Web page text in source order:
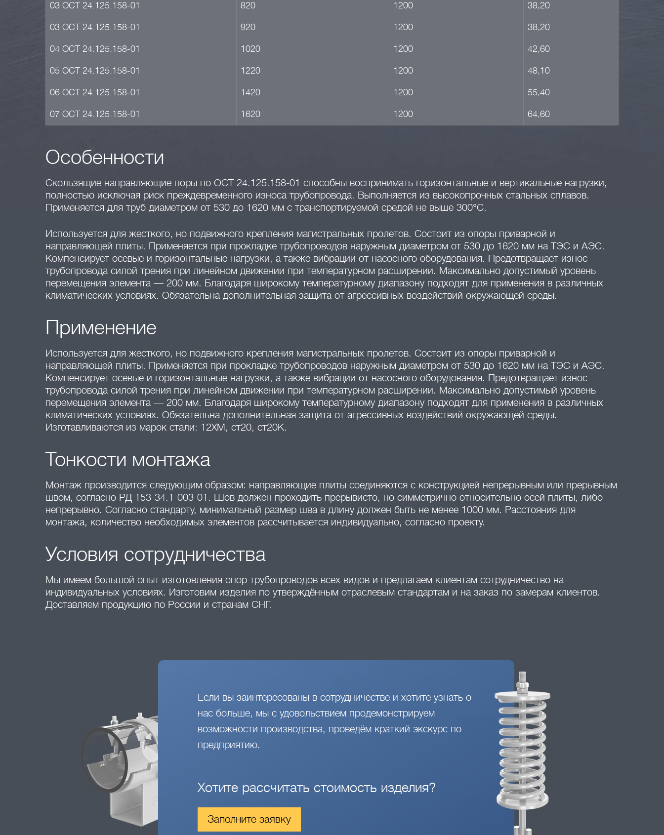
03 ОСТ 24.125.158-01 820 1200 38,20
03 ОСТ 24.125.158-01 920 1200 38,20
04 ОСТ 24.125.158-01 1020 1200 42,60
05 ОСТ 24.125.158-01 1220 1200 48,10
06 ОСТ 24.125.158-01 1420 1200 55,40
07 ОСТ 24.125.158-01 1620 1200 64,60
Особенности
Скользящие направляющие поры по ОСТ 24.125.158-01 способны воспринимать горизонтальные и вертикальные нагрузки,
полностью исключая риск преждевременного износа трубопровода. Выполняется из высокопрочных стальных сплавов.
Применяется для труб диаметром от 530 до 1620 мм с транспортируемой средой не выше 300°С.
Используется для жесткого, но подвижного крепления магистральных пролетов. Состоит из опоры приварной и
направляющей плиты. Применяется при прокладке трубопроводов наружным диаметром от 530 до 1620 мм на ТЭС и АЭС.
Компенсирует осевые и горизонтальные нагрузки, а также вибрации от насосного оборудования. Предотвращает износ
трубопровода силой трения при линейном движении при температурном расширении. Максимально допустимый уровень
перемещения элемента — 200 мм. Благодаря широкому температурному диапазону подходят для применения в различных
климатических условиях. Обязательна дополнительная защита от агрессивных воздействий окружающей среды.
Применение
Используется для жесткого, но подвижного крепления магистральных пролетов. Состоит из опоры приварной и
направляющей плиты. Применяется при прокладке трубопроводов наружным диаметром от 530 до 1620 мм на ТЭС и АЭС.
Компенсирует осевые и горизонтальные нагрузки, а также вибрации от насосного оборудования. Предотвращает износ
трубопровода силой трения при линейном движении при температурном расширении. Максимально допустимый уровень
перемещения элемента — 200 мм. Благодаря широкому температурному диапазону подходят для применения в различных
климатических условиях. Обязательна дополнительная защита от агрессивных воздействий окружающей среды.
Изготавливаются из марок стали: 12ХМ, ст20, ст20К.
Тонкости монтажа
Монтаж производится следующим образом: направляющие плиты соединяются с конструкцией непрерывным или прерывным
швом, согласно РД 153-34.1-003-01. Шов должен проходить прерывисто, но симметрично относительно осей плиты, либо
непрерывно. Согласно стандарту, минимальный размер шва в длину должен быть не менее 1000 мм. Расстояния для
монтажа, количество необходимых элементов рассчитывается индивидуально, согласно проекту.
Условия сотрудничества
Мы имеем большой опыт изготовления опор трубопроводов всех видов и предлагаем клиентам сотрудничество на
индивидуальных условиях. Изготовим изделия по утверждённым отраслевым стандартам и на заказ по замерам клиентов.
Доставляем продукцию по России и странам СНГ.
Если вы заинтересованы в сотрудничестве и хотите узнать о
нас больше, мы с удовольствием продемонстрируем
возможности производства, проведём краткий экскурс по
предприятию.
Хотите рассчитать стоимость изделия?
Заполните заявку